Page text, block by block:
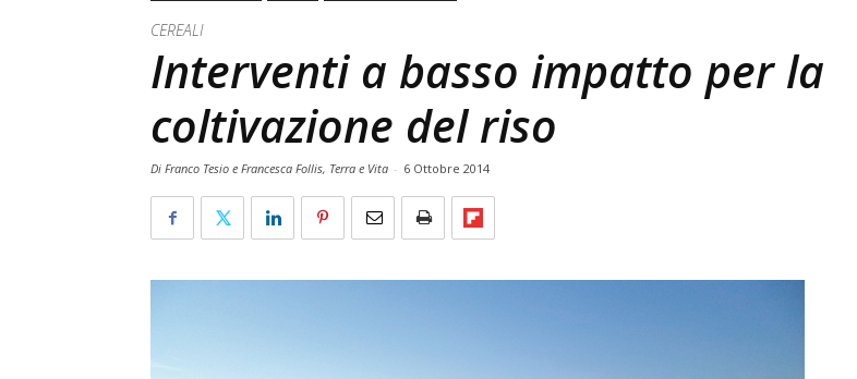
CEREALI
Interventi a basso impatto per la
coltivazione del riso
Di Franco Tesio e Francesca Follis, Terra e Vita - 6 Ottobre 2014